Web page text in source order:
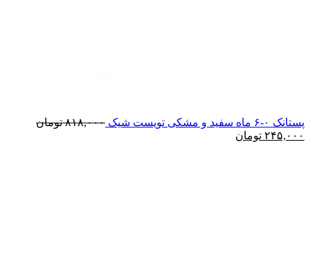
پستانک ۰-۶ ماه سفید و مشکی تویست شیک ۸۱۸,۰۰۰ تومان
۲۴۵,۰۰۰ تومان